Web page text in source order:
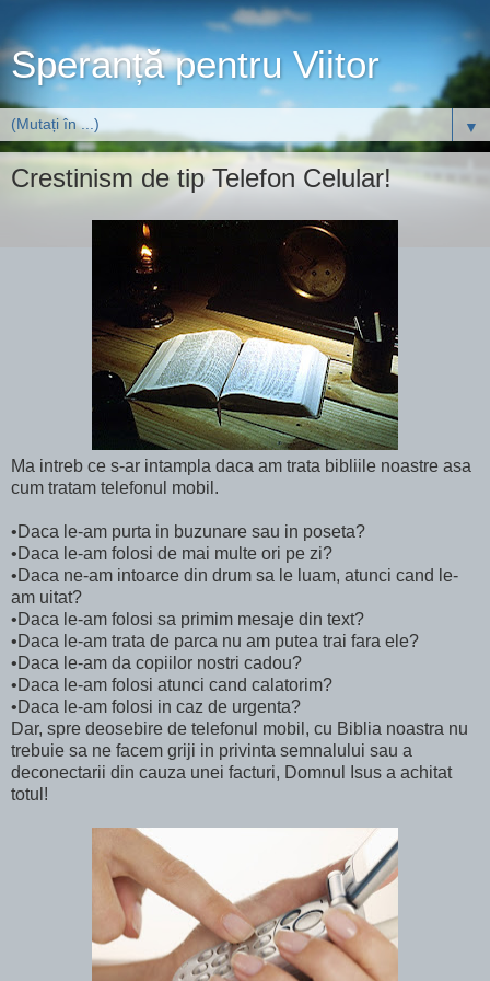
Speranță pentru Viitor
▼
Crestinism de tip Telefon Celular!
Ma intreb ce s-ar intampla daca am trata bibliile noastre asa
cum tratam telefonul mobil.
•Daca le-am purta in buzunare sau in poseta?
•Daca le-am folosi de mai multe ori pe zi?
•Daca ne-am intoarce din drum sa le luam, atunci cand le-
am uitat?
•Daca le-am folosi sa primim mesaje din text?
•Daca le-am trata de parca nu am putea trai fara ele?
•Daca le-am da copiilor nostri cadou?
•Daca le-am folosi atunci cand calatorim?
•Daca le-am folosi in caz de urgenta?
Dar, spre deosebire de telefonul mobil, cu Biblia noastra nu
trebuie sa ne facem griji in privinta semnalului sau a
deconectarii din cauza unei facturi, Domnul Isus a achitat
totul!